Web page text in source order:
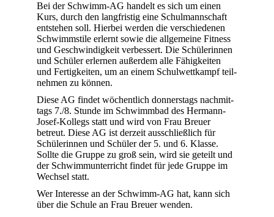
Bei der Schwimm-AG han­delt es sich um einen
Kurs, durch den lang­fris­tig eine Schul­mann­schaft
ent­ste­hen soll. Hier­bei wer­den die ver­schie­de­nen
Schwimm­sti­le erlernt sowie die all­ge­mei­ne Fit­ness
und Geschwin­dig­keit ver­bes­sert. Die Schü­le­rin­nen
und Schü­ler erler­nen außer­dem alle Fähig­kei­ten
und Fer­tig­kei­ten, um an einem Schul­wett­kampf teil­
neh­men zu kön­nen.
Die­se AG fin­det wöchent­lich don­ners­tags nach­mit­
tags 7./8. Stun­de im Schwimm­bad des Her­mann-
Josef-Kol­legs statt und wird von Frau Breu­er
betreut. Die­se AG ist der­zeit aus­schließ­lich für
Schü­le­rin­nen und Schü­ler der 5. und 6. Klas­se.
Soll­te die Grup­pe zu groß sein, wird sie geteilt und
der Schwimm­un­ter­richt fin­det für jede Grup­pe im
Wech­sel statt.
Wer Inter­es­se an der Schwimm-AG hat, kann sich
über die Schu­le an Frau Breu­er wen­den.